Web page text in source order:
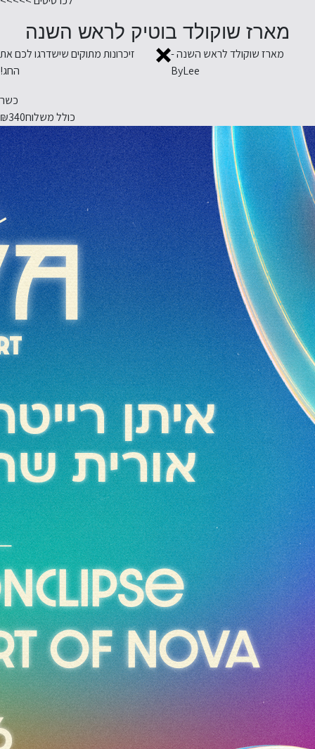
מארז שוקולד בוטיק לראש השנה
מארז שוקולד לראש השנה -
ByLee
זיכרונות מתוקים שישדרגו לכם את
החג!
כשר
כולל משלוח₪340